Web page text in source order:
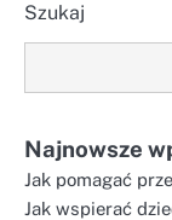
Szukaj
Najnowsze
Jak pomagać
Jak wspierać